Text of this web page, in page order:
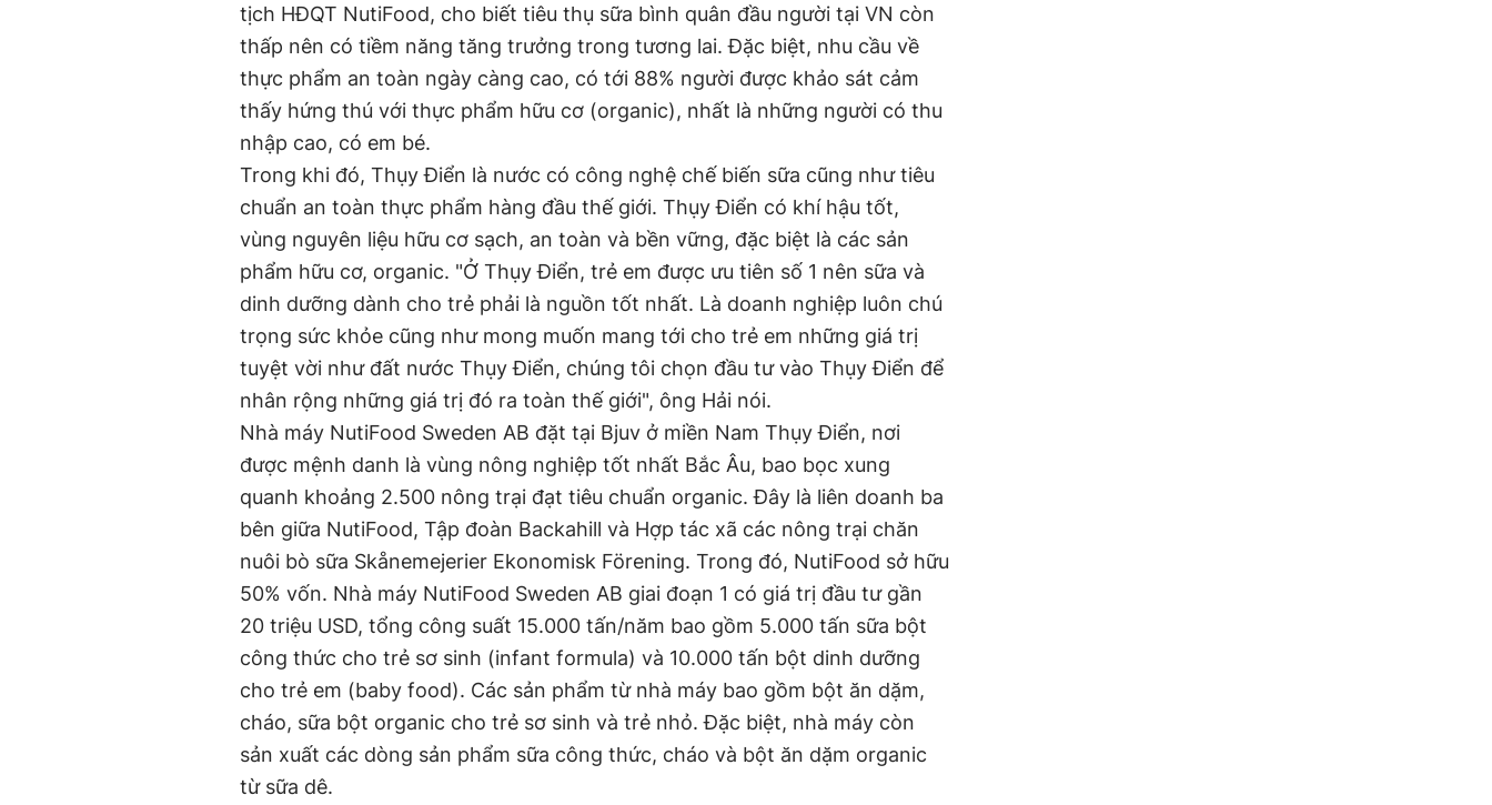
tịch HĐQT NutiFood, cho biết tiêu thụ sữa bình quân đầu người tại VN còn
thấp nên có tiềm năng tăng trưởng trong tương lai. Đặc biệt, nhu cầu về
thực phẩm an toàn ngày càng cao, có tới 88% người được khảo sát cảm
thấy hứng thú với thực phẩm hữu cơ (organic), nhất là những người có thu
nhập cao, có em bé.
Trong khi đó, Thụy Điển là nước có công nghệ chế biến sữa cũng như tiêu
chuẩn an toàn thực phẩm hàng đầu thế giới. Thụy Điển có khí hậu tốt,
vùng nguyên liệu hữu cơ sạch, an toàn và bền vững, đặc biệt là các sản
phẩm hữu cơ, organic. "Ở Thụy Điển, trẻ em được ưu tiên số 1 nên sữa và
dinh dưỡng dành cho trẻ phải là nguồn tốt nhất. Là doanh nghiệp luôn chú
trọng sức khỏe cũng như mong muốn mang tới cho trẻ em những giá trị
tuyệt vời như đất nước Thụy Điển, chúng tôi chọn đầu tư vào Thụy Điển để
nhân rộng những giá trị đó ra toàn thế giới", ông Hải nói.
Nhà máy NutiFood Sweden AB đặt tại Bjuv ở miền Nam Thụy Điển, nơi
được mệnh danh là vùng nông nghiệp tốt nhất Bắc Âu, bao bọc xung
quanh khoảng 2.500 nông trại đạt tiêu chuẩn organic. Đây là liên doanh ba
bên giữa NutiFood, Tập đoàn Backahill và Hợp tác xã các nông trại chăn
nuôi bò sữa Skånemejerier Ekonomisk Förening. Trong đó, NutiFood sở hữu
50% vốn. Nhà máy NutiFood Sweden AB giai đoạn 1 có giá trị đầu tư gần
20 triệu USD, tổng công suất 15.000 tấn/năm bao gồm 5.000 tấn sữa bột
công thức cho trẻ sơ sinh (infant formula) và 10.000 tấn bột dinh dưỡng
cho trẻ em (baby food). Các sản phẩm từ nhà máy bao gồm bột ăn dặm,
cháo, sữa bột organic cho trẻ sơ sinh và trẻ nhỏ. Đặc biệt, nhà máy còn
sản xuất các dòng sản phẩm sữa công thức, cháo và bột ăn dặm organic
từ sữa dê.